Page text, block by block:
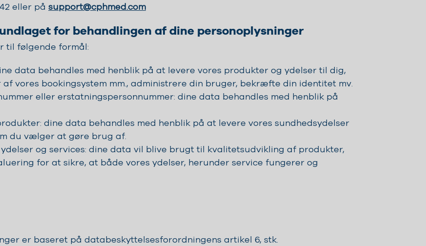
eller på support@cphmed.com
for behandlingen af dine personoplysninger
til følgende formål:
data behandles med henblik på at levere vores produkter og ydelser til dig,
vores bookingsystem mm., administrere din bruger, bekræfte din identitet mv.
eller erstatningspersonnummer: dine data behandles med henblik på
dine data behandles med henblik på at levere vores sundhedsydelser
du vælger at gøre brug af.
og services: dine data vil blive brugt til kvalitetsudvikling af produkter,
for at sikre, at både vores ydelser, herunder service fungerer og
er baseret på databeskyttelsesforordningens artikel 6, stk.